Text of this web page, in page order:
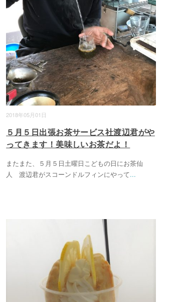
2018年05月01日
５月５日出張お茶サービス社渡辺君がや
ってきます！美味しいお茶だよ！
またまた、５月５日土曜日こどもの日にお茶仙
人 渡辺君がスコーンドルフィンにやって...